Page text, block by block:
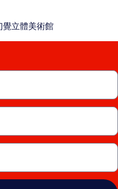
覺立體美術館